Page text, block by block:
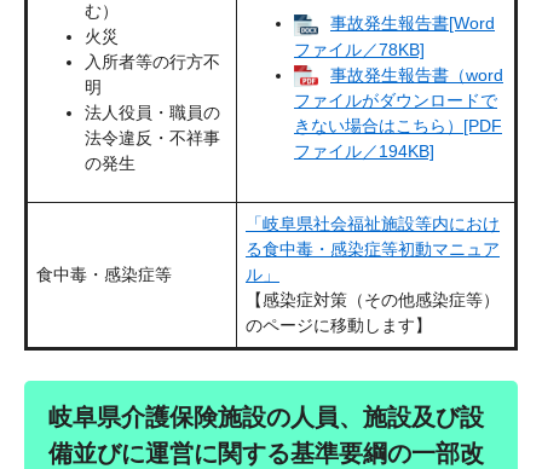
む）
火災
入所者等の行方不
明
法人役員・職員の
法令違反・不祥事
の発生
事故発生報告書[Word
ファイル／78KB]
事故発生報告書（word
ファイルがダウンロードで
きない場合はこちら）[PDF
ファイル／194KB]
食中毒・感染症等
「岐阜県社会福祉施設等内におけ
る食中毒・感染症等初動マニュア
ル」
【感染症対策（その他感染症等）
のページに移動します】
岐阜県介護保険施設の人員、施設及び設
備並びに運営に関する基準要綱の一部改